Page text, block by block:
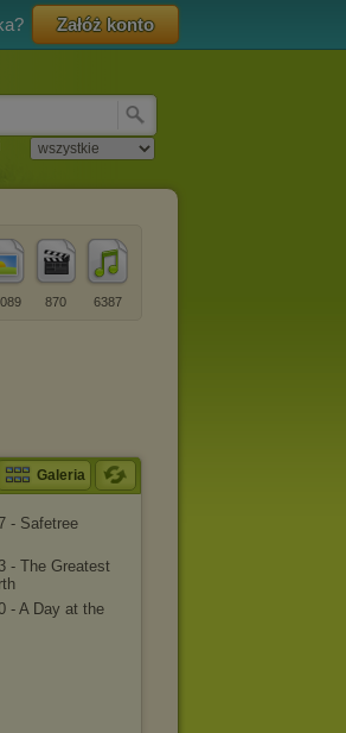
Załóż konto
6387
870
Galeria
- Safetree
- The Greatest
- A Day at the